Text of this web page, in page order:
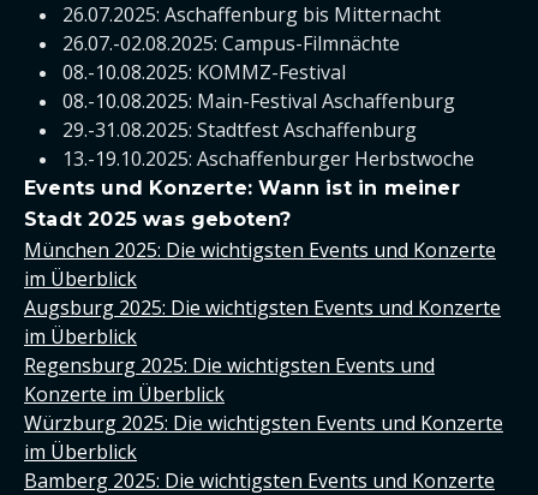
26.07.2025: Aschaffenburg bis Mitternacht
26.07.-02.08.2025: Campus-Filmnächte
08.-10.08.2025: KOMMZ-Festival
08.-10.08.2025: Main-Festival Aschaffenburg
29.-31.08.2025: Stadtfest Aschaffenburg
13.-19.10.2025: Aschaffenburger Herbstwoche
Events und Konzerte: Wann ist in meiner
Stadt 2025 was geboten?
München 2025: Die wichtigsten Events und Konzerte
im Überblick
Augsburg 2025: Die wichtigsten Events und Konzerte
im Überblick
Regensburg 2025: Die wichtigsten Events und
Konzerte im Überblick
Würzburg 2025: Die wichtigsten Events und Konzerte
im Überblick
Bamberg 2025: Die wichtigsten Events und Konzerte